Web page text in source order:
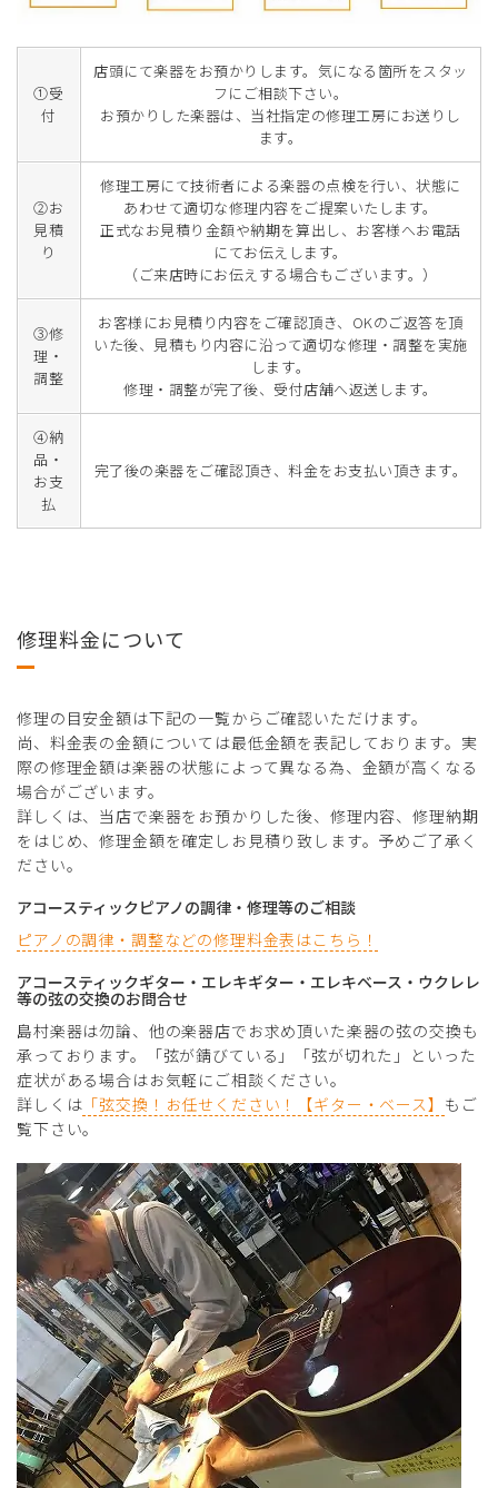
①受
付
店頭にて楽器をお預かりします。気になる箇所をスタッ
フにご相談下さい。
お預かりした楽器は、当社指定の修理工房にお送りし
ます。
②お
見積
り
修理工房にて技術者による楽器の点検を行い、状態に
あわせて適切な修理内容をご提案いたします。
正式なお見積り金額や納期を算出し、お客様へお電話
にてお伝えします。
（ご来店時にお伝えする場合もございます。）
③修
理・
調整
お客様にお見積り内容をご確認頂き、OKのご返答を頂
いた後、見積もり内容に沿って適切な修理・調整を実施
します。
修理・調整が完了後、受付店舗へ返送します。
④納
品・
お支
払
完了後の楽器をご確認頂き、料金をお支払い頂きます。
修理料金について
修理の目安金額は下記の一覧からご確認いただけます。
尚、料金表の金額については最低金額を表記しております。実
際の修理金額は楽器の状態によって異なる為、金額が高くなる
場合がございます。
詳しくは、当店で楽器をお預かりした後、修理内容、修理納期
をはじめ、修理金額を確定しお見積り致します。予めご了承く
ださい。
アコースティックピアノの調律・修理等のご相談
ピアノの調律・調整などの修理料金表はこちら！
アコースティックギター・エレキギター・エレキベース・ウクレレ
等の弦の交換のお問合せ
島村楽器は勿論、他の楽器店でお求め頂いた楽器の弦の交換も
承っております。「弦が錆びている」「弦が切れた」といった
症状がある場合はお気軽にご相談ください。
詳しくは 「弦交換！お任せください！【ギター・ベース】 もご
覧下さい。